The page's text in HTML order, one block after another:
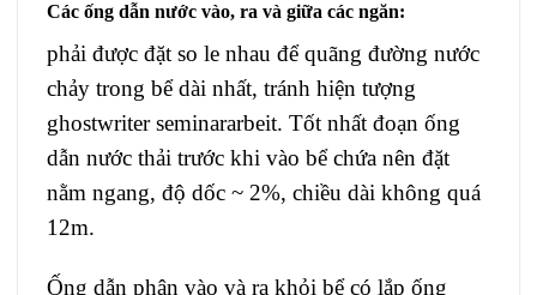
Các ống dẫn nước vào, ra và giữa các ngăn:
phải được đặt so le nhau để quãng đường nước
chảy trong bể dài nhất, tránh hiện tượng
ghostwriter seminararbeit. Tốt nhất đoạn ống
dẫn nước thải trước khi vào bể chứa nên đặt
nằm ngang, độ dốc ~ 2%, chiều dài không quá
12m.
Ống dẫn phân vào và ra khỏi bể có lắp ống